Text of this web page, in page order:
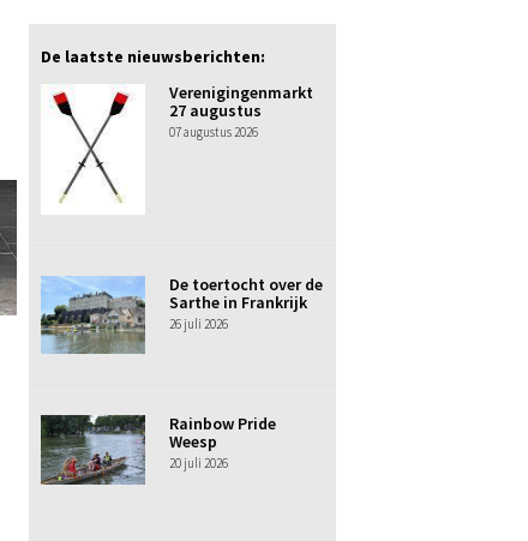
De laatste nieuwsberichten:
Verenigingenmarkt
27 augustus
07 augustus 2026
De toertocht over de
Sarthe in Frankrijk
26 juli 2026
Rainbow Pride
Weesp
20 juli 2026